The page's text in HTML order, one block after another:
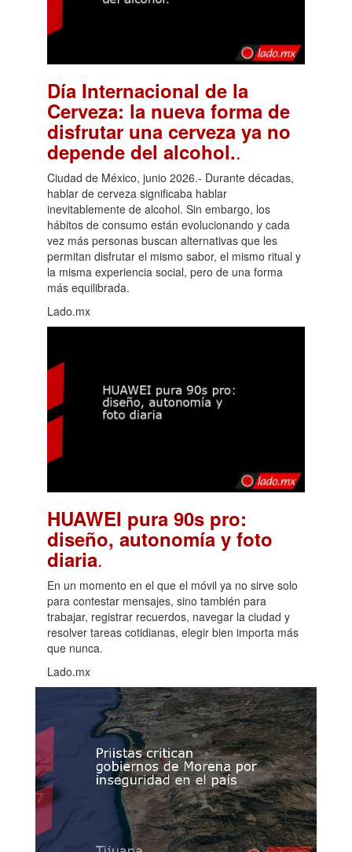
Día Internacional de la
Cerveza: la nueva forma de
disfrutar una cerveza ya no
depende del alcohol..
Ciudad de México, junio 2026.- Durante décadas,
hablar de cerveza significaba hablar
inevitablemente de alcohol. Sin embargo, los
hábitos de consumo están evolucionando y cada
vez más personas buscan alternativas que les
permitan disfrutar el mismo sabor, el mismo ritual y
la misma experiencia social, pero de una forma
más equilibrada.
Lado.mx
HUAWEI pura 90s pro:
diseño, autonomía y foto
diaria.
En un momento en el que el móvil ya no sirve solo
para contestar mensajes, sino también para
trabajar, registrar recuerdos, navegar la ciudad y
resolver tareas cotidianas, elegir bien importa más
que nunca.
Lado.mx